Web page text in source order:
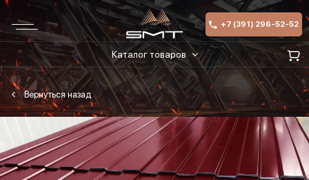
+7 (391) 296-52-52
Каталог товаров